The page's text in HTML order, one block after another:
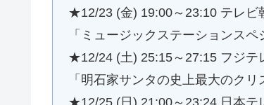
★12/23 (金) 19:00～23:10 テレビ
「ミュージックステーションス
★12/24 (土) 25:15～27:15 フジテ
「明石家サンタの史上最大のク